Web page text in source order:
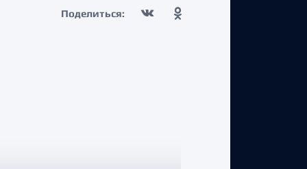
Поделиться: